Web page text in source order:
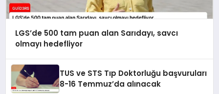
LGS’de 500 tam puan alan Sarıdayı, savcı
olmayı hedefliyor
TUS ve STS Tıp Doktorluğu başvuruları
8-16 Temmuz’da alınacak